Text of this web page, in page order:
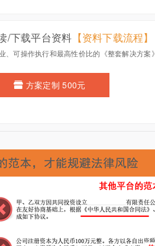
/下载平台资料 【资料下载流程】
可操作执行和最高性价比的《整套解决方案》
方案定制 500元